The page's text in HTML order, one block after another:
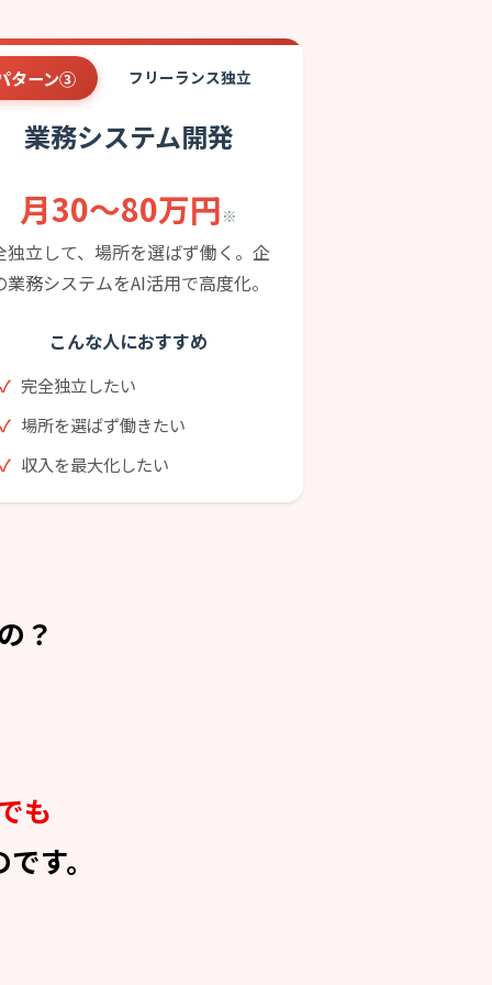
ターン③ フリーランス独立
業務システム開発
月30〜80万円 ※
独立して、場所を選ばず働く。企
業務システムをAI活用で高度化。
こんな人におすすめ
完全独立したい
場所を選ばず働きたい
収入を最大化したい
？
も
す。